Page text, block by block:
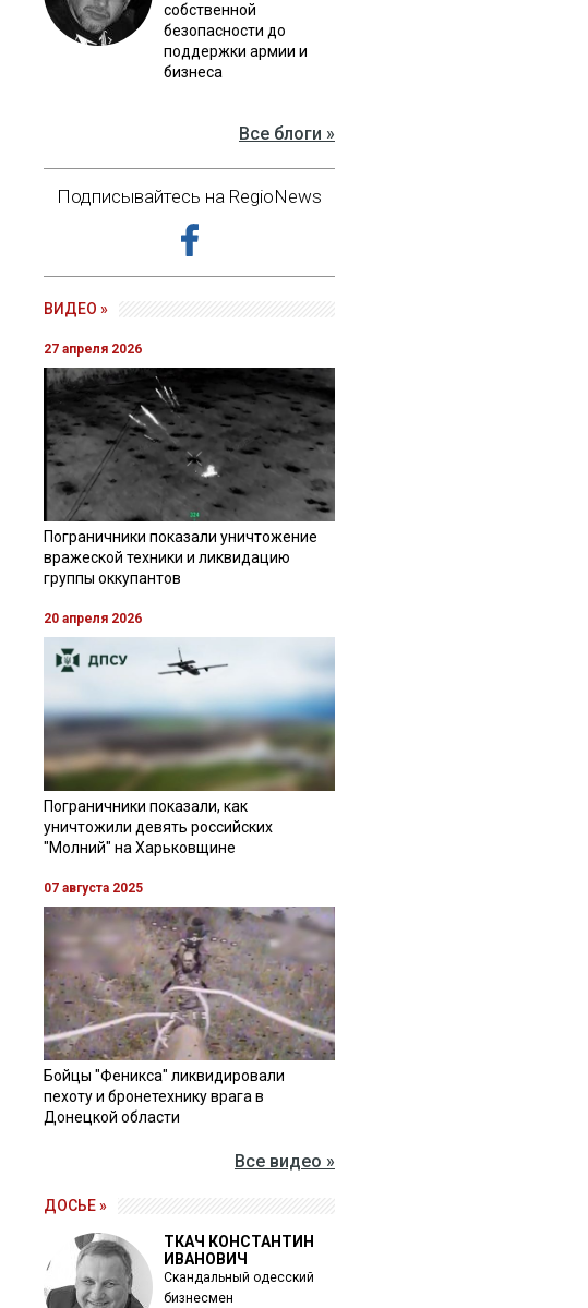
собственной
безопасности до
поддержки армии и
бизнеса
Все блоги »
Подписывайтесь на RegioNews
ВИДЕО »
27 апреля 2026
Пограничники показали уничтожение
вражеской техники и ликвидацию
группы оккупантов
20 апреля 2026
Пограничники показали, как
уничтожили девять российских
"Молний" на Харьковщине
07 августа 2025
Бойцы "Феникса" ликвидировали
пехоту и бронетехнику врага в
Донецкой области
Все видео »
ДОСЬЕ »
ТКАЧ КОНСТАНТИН
ИВАНОВИЧ
Скандальный одесский
бизнесмен